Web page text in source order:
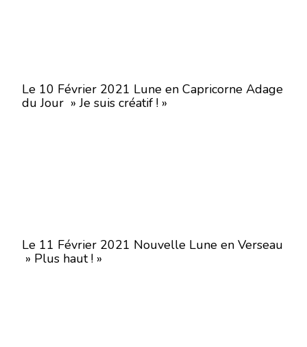
Le 10 Février 2021 Lune en Capricorne Adage
du Jour » Je suis créatif ! »
Le 11 Février 2021 Nouvelle Lune en Verseau
» Plus haut ! »